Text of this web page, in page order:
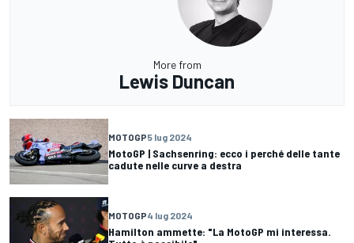
More from
Lewis Duncan
MOTOGP5 lug 2024
MotoGP | Sachsenring: ecco i perché delle tante
cadute nelle curve a destra
MOTOGP4 lug 2024
Hamilton ammette: "La MotoGP mi interessa.